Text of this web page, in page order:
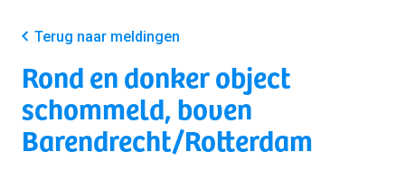
Terug naar meldingen
Rond en donker object
schommeld, boven
Barendrecht/Rotterdam